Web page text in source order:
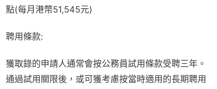
點(每月港幣51,545元)
聘用條款:
獲取錄的申請人通常會按公務員試用條款受聘三年。
通過試用關限後，或可獲考慮按當時適用的長期聘用